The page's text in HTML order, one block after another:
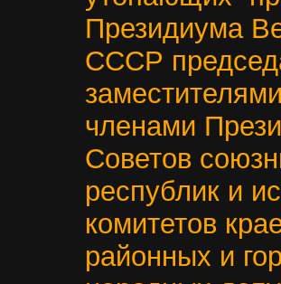
Президиума
СССР
членами
Советов
республик и
комитетов
районных и